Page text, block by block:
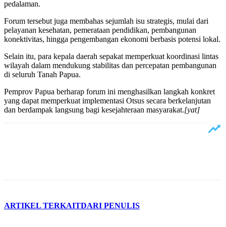
pedalaman.
Forum tersebut juga membahas sejumlah isu strategis, mulai dari
pelayanan kesehatan, pemerataan pendidikan, pembangunan
konektivitas, hingga pengembangan ekonomi berbasis potensi lokal.
Selain itu, para kepala daerah sepakat memperkuat koordinasi lintas
wilayah dalam mendukung stabilitas dan percepatan pembangunan
di seluruh Tanah Papua.
Pemprov Papua berharap forum ini menghasilkan langkah konkret
yang dapat memperkuat implementasi Otsus secara berkelanjutan
dan berdampak langsung bagi kesejahteraan masyarakat.[yat]
ARTIKEL TERKAITDARI PENULIS